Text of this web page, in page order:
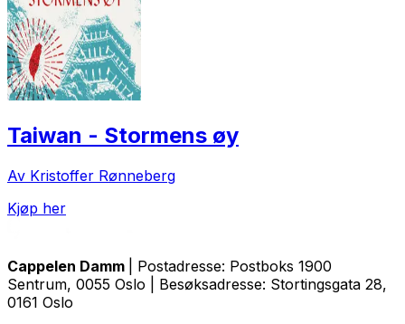
Taiwan - Stormens øy
Av Kristoffer Rønneberg
Kjøp her
Cappelen Damm
| Postadresse: Postboks 1900
Sentrum, 0055 Oslo | Besøksadresse: Stortingsgata 28,
0161 Oslo